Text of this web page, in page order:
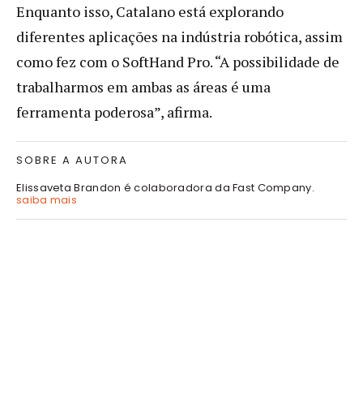
Enquanto isso, Catalano está explorando
diferentes aplicações na indústria robótica, assim
como fez com o SoftHand Pro. “A possibilidade de
trabalharmos em ambas as áreas é uma
ferramenta poderosa”, afirma.
SOBRE A AUTORA
Elissaveta Brandon é colaboradora da Fast Company.
saiba mais